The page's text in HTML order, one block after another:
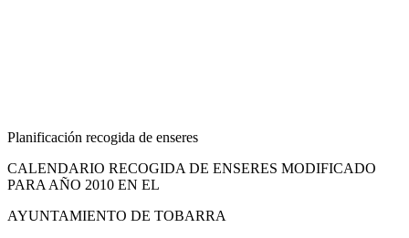
Planificación recogida de enseres
CALENDARIO RECOGIDA DE ENSERES MODIFICADO
PARA AÑO 2010 EN EL
AYUNTAMIENTO DE TOBARRA